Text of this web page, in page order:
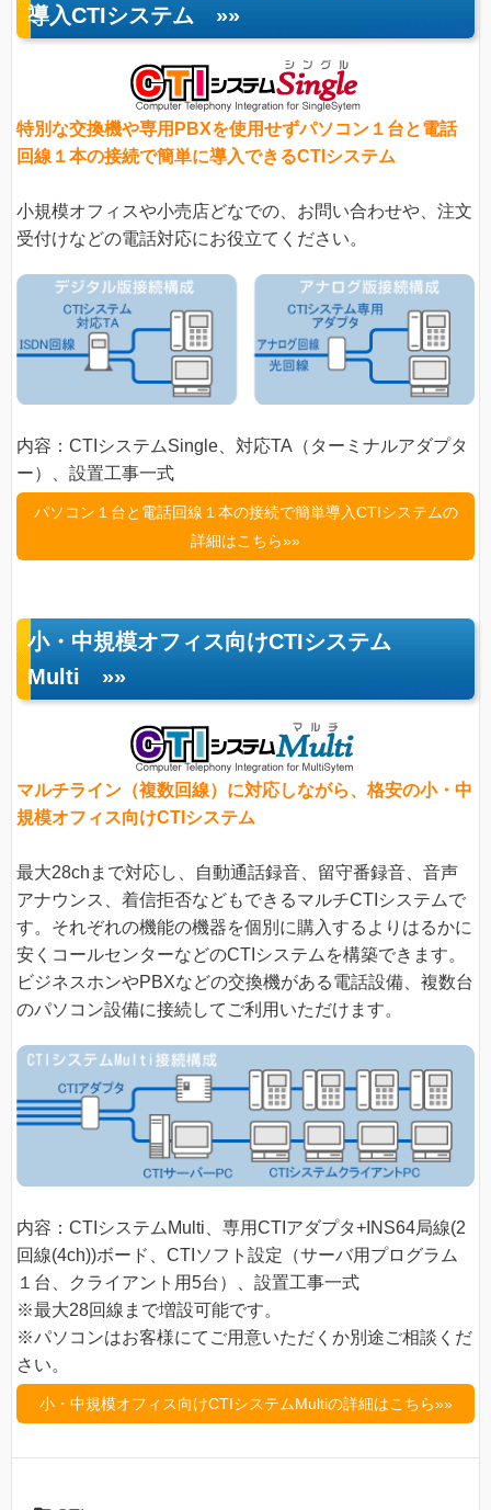
導入CTIシステム »»
特別な交換機や専用PBXを使用せずパソコン１台と電話
回線１本の接続で簡単に導入できるCTIシステム
小規模オフィスや小売店どなでの、お問い合わせや、注文
受付けなどの電話対応にお役立てください。
内容：CTIシステムSingle、対応TA（ターミナルアダプタ
ー）、設置工事一式
パソコン１台と電話回線１本の接続で簡単導入CTIシステムの
詳細はこちら»»
小・中規模オフィス向けCTIシステム
Multi »»
マルチライン（複数回線）に対応しながら、格安の小・中
規模オフィス向けCTIシステム
最大28chまで対応し、自動通話録音、留守番録音、音声
アナウンス、着信拒否などもできるマルチCTIシステムで
す。それぞれの機能の機器を個別に購入するよりはるかに
安くコールセンターなどのCTIシステムを構築できます。
ビジネスホンやPBXなどの交換機がある電話設備、複数台
のパソコン設備に接続してご利用いただけます。
内容：CTIシステムMulti、専用CTIアダプタ+INS64局線(2
回線(4ch))ボード、CTIソフト設定（サーバ用プログラム
１台、クライアント用5台）、設置工事一式
※最大28回線まで増設可能です。
※パソコンはお客様にてご用意いただくか別途ご相談くだ
さい。
小・中規模オフィス向けCTIシステムMultiの詳細はこちら»»